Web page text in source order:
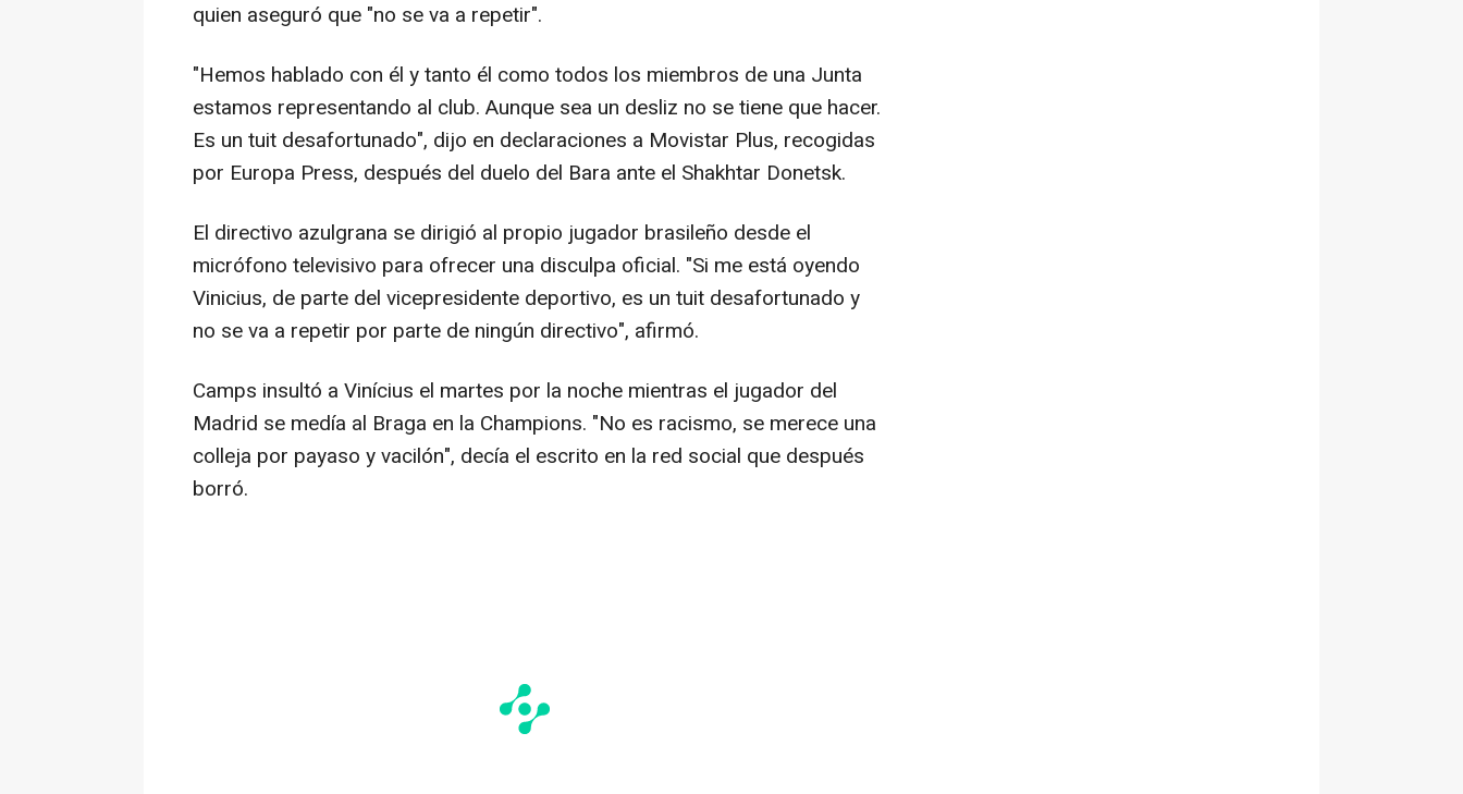
quien aseguró que "no se va a repetir".
"Hemos hablado con él y tanto él como todos los miembros de una Junta
estamos representando al club. Aunque sea un desliz no se tiene que hacer.
Es un tuit desafortunado", dijo en declaraciones a Movistar Plus, recogidas
por Europa Press, después del duelo del Bara ante el Shakhtar Donetsk.
El directivo azulgrana se dirigió al propio jugador brasileño desde el
micrófono televisivo para ofrecer una disculpa oficial. "Si me está oyendo
Vinicius, de parte del vicepresidente deportivo, es un tuit desafortunado y
no se va a repetir por parte de ningún directivo", afirmó.
Camps insultó a Vinícius el martes por la noche mientras el jugador del
Madrid se medía al Braga en la Champions. "No es racismo, se merece una
colleja por payaso y vacilón", decía el escrito en la red social que después
borró.